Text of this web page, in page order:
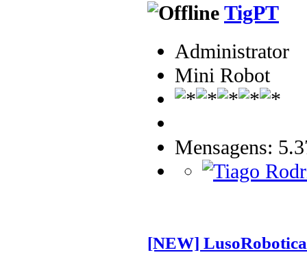
TigPT
Administrator
Mini Robot
Mensagens:
[NEW]